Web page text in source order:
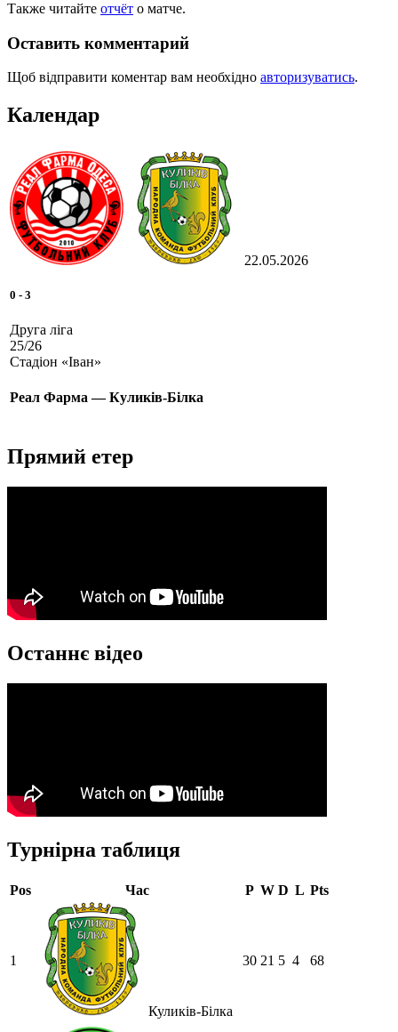
Также читайте отчёт о матче.
Оставить комментарий
Щоб відправити коментар вам необхідно авторизуватись.
Календар
22.05.2026
0 - 3
Друга ліга
25/26
Стадіон «Іван»
Реал Фарма — Куликів-Білка
Прямий етер
Останнє відео
Турнірна таблиця
Pos Час P W D L Pts
1
Куликів-Білка
30 21 5 4 68